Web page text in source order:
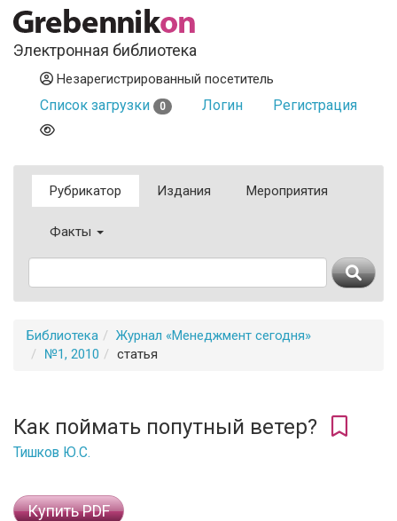
Электронная библиотека
Незарегистрированный посетитель
Список загрузки 0 Логин Регистрация
Рубрикатор Издания Мероприятия
Факты
Библиотека
Журнал «Менеджмент сегодня»
№1, 2010
статья
Как поймать попутный ветер?
Тишков Ю.С.
Купить PDF